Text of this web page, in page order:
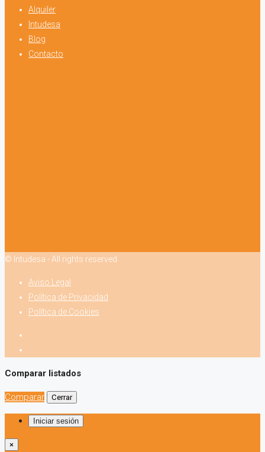
Alquiler
Intudesa
Blog
Contacto
© Intudesa - All rights reserved
Aviso Legal
Política de Privacidad
Política de Cookies
Comparar listados
Comparar Cerrar
Iniciar sesión
×